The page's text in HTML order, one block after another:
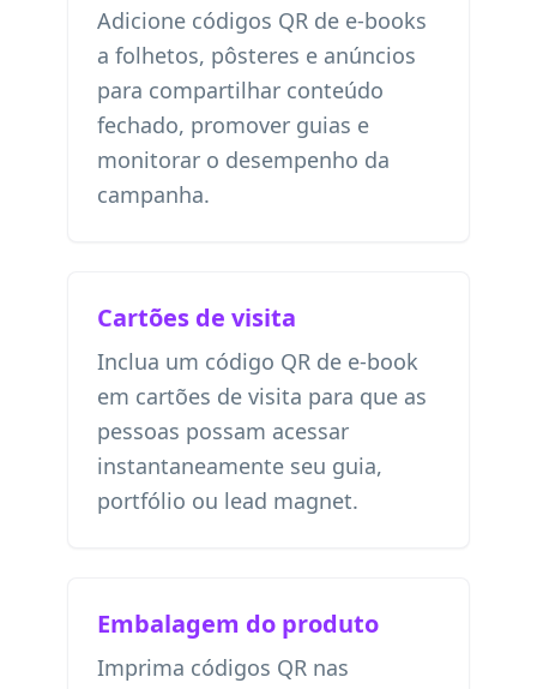
Adicione códigos QR de e-books
a folhetos, pôsteres e anúncios
para compartilhar conteúdo
fechado, promover guias e
monitorar o desempenho da
campanha.
Cartões de visita
Inclua um código QR de e-book
em cartões de visita para que as
pessoas possam acessar
instantaneamente seu guia,
portfólio ou lead magnet.
Embalagem do produto
Imprima códigos QR nas